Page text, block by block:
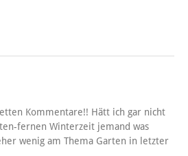
Kommentare!! Hätt ich gar nicht
fernen Winterzeit jemand was
wenig am Thema Garten in letzter